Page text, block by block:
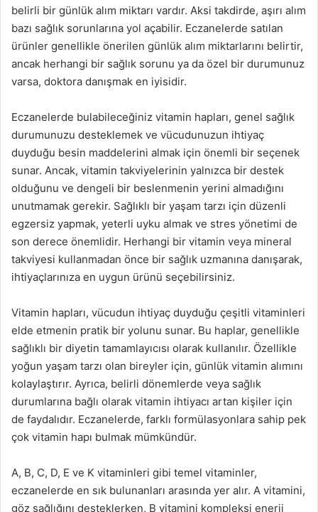
belirli bir günlük alım miktarı vardır. Aksi takdirde, aşırı alım
bazı sağlık sorunlarına yol açabilir. Eczanelerde satılan
ürünler genellikle önerilen günlük alım miktarlarını belirtir,
ancak herhangi bir sağlık sorunu ya da özel bir durumunuz
varsa, doktora danışmak en iyisidir.
Eczanelerde bulabileceğiniz vitamin hapları, genel sağlık
durumunuzu desteklemek ve vücudunuzun ihtiyaç
duyduğu besin maddelerini almak için önemli bir seçenek
sunar. Ancak, vitamin takviyelerinin yalnızca bir destek
olduğunu ve dengeli bir beslenmenin yerini almadığını
unutmamak gerekir. Sağlıklı bir yaşam tarzı için düzenli
egzersiz yapmak, yeterli uyku almak ve stres yönetimi de
son derece önemlidir. Herhangi bir vitamin veya mineral
takviyesi kullanmadan önce bir sağlık uzmanına danışarak,
ihtiyaçlarınıza en uygun ürünü seçebilirsiniz.
Vitamin hapları, vücudun ihtiyaç duyduğu çeşitli vitaminleri
elde etmenin pratik bir yolunu sunar. Bu haplar, genellikle
sağlıklı bir diyetin tamamlayıcısı olarak kullanılır. Özellikle
yoğun yaşam tarzı olan bireyler için, günlük vitamin alımını
kolaylaştırır. Ayrıca, belirli dönemlerde veya sağlık
durumlarına bağlı olarak vitamin ihtiyacı artan kişiler için
de faydalıdır. Eczanelerde, farklı formülasyonlara sahip pek
çok vitamin hapı bulmak mümkündür.
A, B, C, D, E ve K vitaminleri gibi temel vitaminler,
eczanelerde en sık bulunanları arasında yer alır. A vitamini,
göz sağlığını desteklerken, B vitamini kompleksi enerji